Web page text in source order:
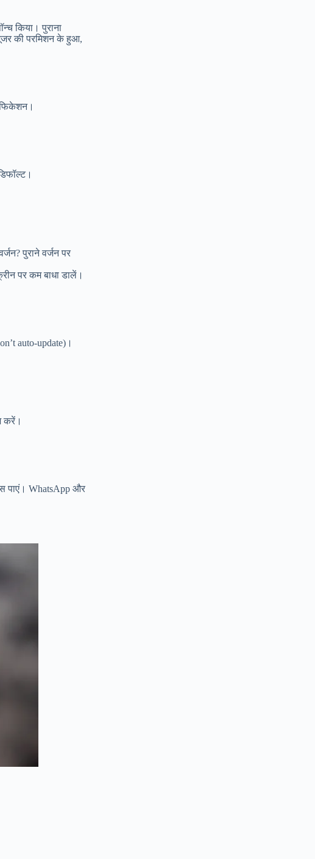
किया। पुराना
की परमिशन के हुआ,
पुराने वर्जन पर
पर कम बाधा डालें।
auto-update)।
करें।
पाएं। WhatsApp और